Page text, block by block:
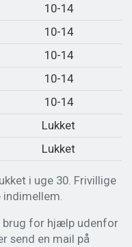
10-14
10-14
10-14
10-14
10-14
Lukket
Lukket
i uge 30. Frivillige
brug for hjælp udenfor
send en mail på